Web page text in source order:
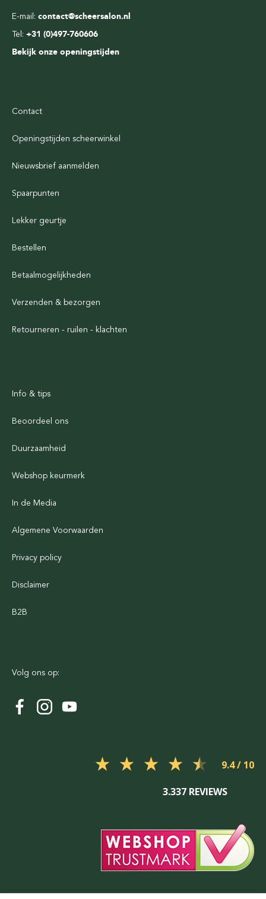
E-mail: contact@scheersalon.nl
Tel: +31 (0)497-760606
Bekijk onze openingstijden
Contact
Openingstijden scheerwinkel
Nieuwsbrief aanmelden
Spaarpunten
Lekker geurtje
Bestellen
Betaalmogelijkheden
Verzenden & bezorgen
Retourneren - ruilen - klachten
Info & tips
Beoordeel ons
Duurzaamheid
Webshop keurmerk
In de Media
Algemene Voorwaarden
Privacy policy
Disclaimer
B2B
Volg ons op:
9.4
3.337 REVIEWS